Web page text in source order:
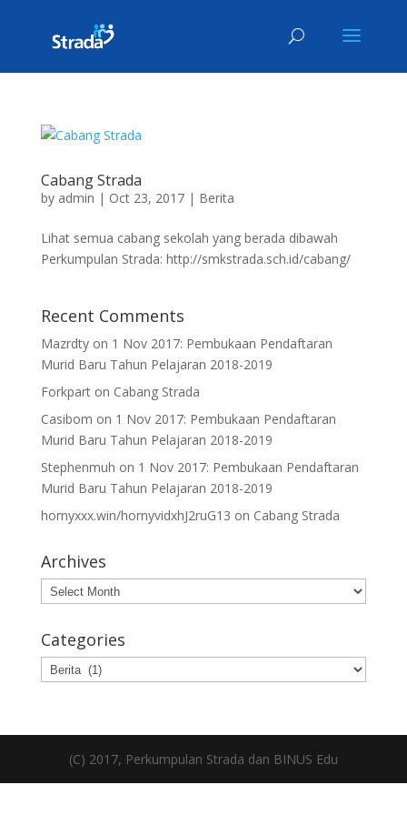
Cabang Strada
by admin | Oct 23, 2017| Berita
Lihat semua cabang sekolah yang berada dibawah
Perkumpulan Strada: http://smkstrada.sch.id/cabang/
Recent Comments
Mazrdtyon 1 Nov 2017: Pembukaan Pendaftaran
Murid Baru Tahun Pelajaran 2018-2019
Forkparton Cabang Strada
Casibom on 1 Nov 2017: Pembukaan Pendaftaran
Murid Baru Tahun Pelajaran 2018-2019
Stephenmuh on 1 Nov 2017: Pembukaan Pendaftaran
Murid Baru Tahun Pelajaran 2018-2019
hornyxxx.win/hornyvidxhJ2ruG13 on Cabang Strada
Archives
Archives
Categories
Categories
(C) 2017, Perkumpulan Strada dan BINUS Edu